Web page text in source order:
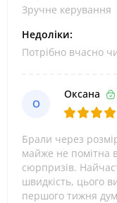
Зручне керування
Недоліки:
Потрібно вчасно
О
Оксана
Брали через
майже не помітна
сюрпризів.
швидкість, цього
першого тижня